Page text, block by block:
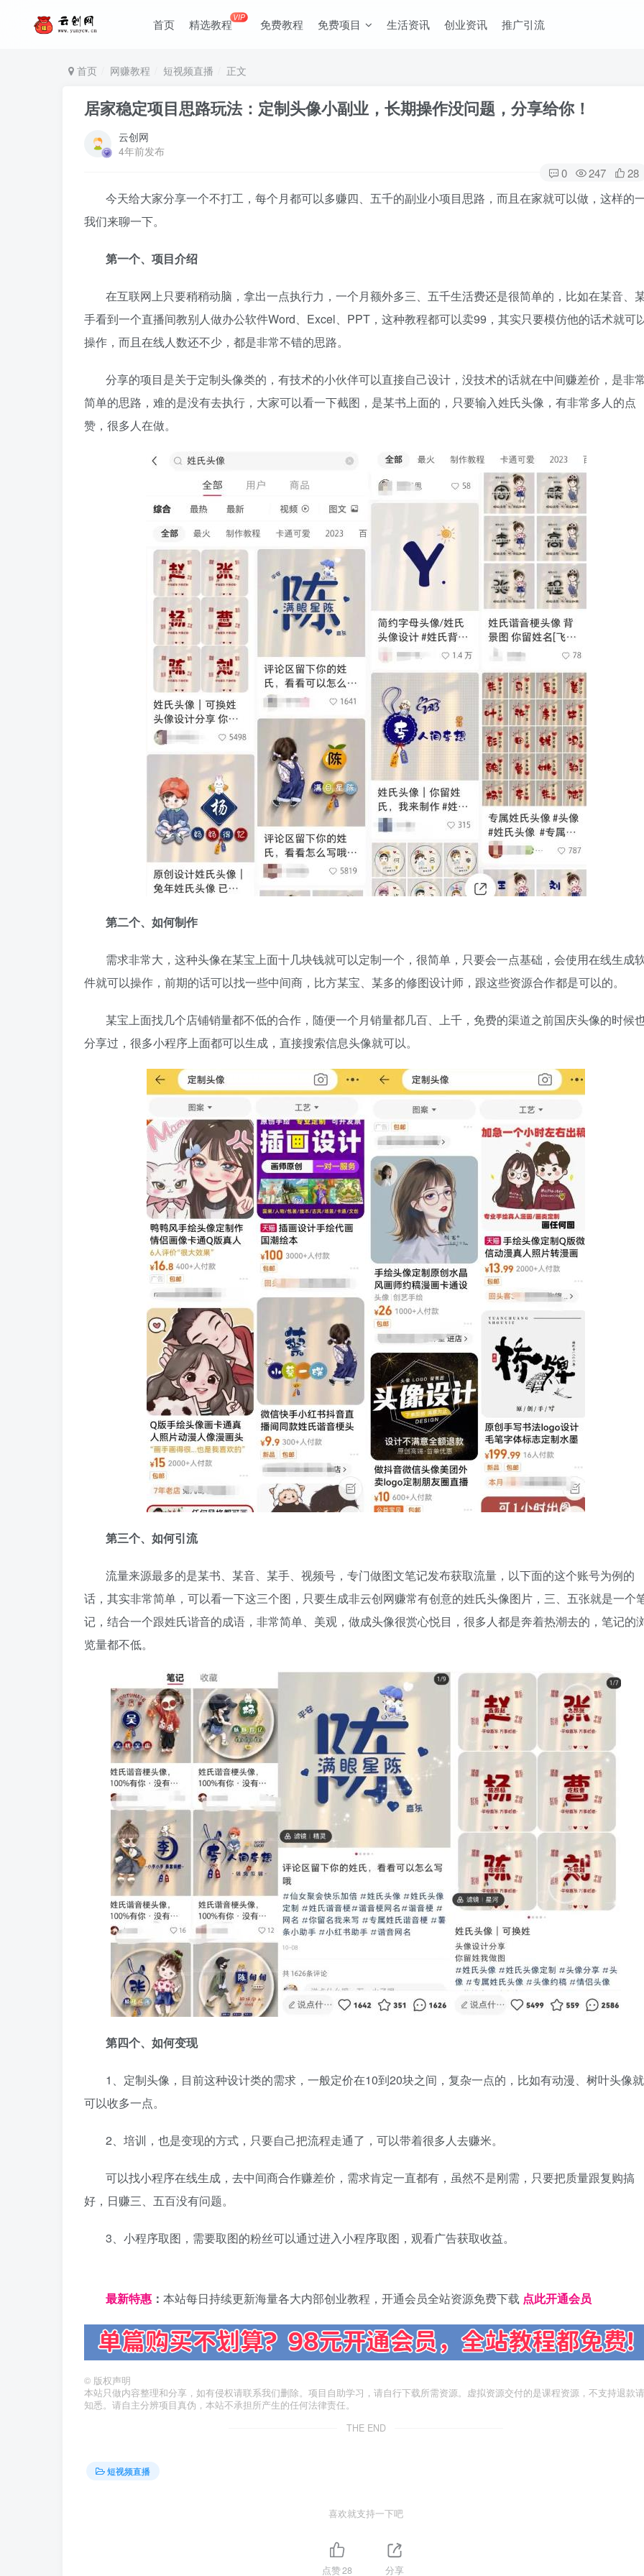
首页 精选教程VIP 免费教程 免费项目 生活资讯 创业资讯 推广引流
首页 网赚教程 短视频直播 正文
居家稳定项目思路玩法：定制头像小副业，长期操作没问题，分享给你！
云创网
4年前发布
0 247 28
今天给大家分享一个不打工，每个月都可以多赚四、五千的副业小项目思路，而且在家就可以做，这样的
我们来聊一下。
第一个、项目介绍
在互联网上只要稍稍动脑，拿出一点执行力，一个月额外多三、五千生活费还是很简单的，比如在某音、
手看到一个直播间教别人做办公软件Word、Excel、PPT，这种教程都可以卖99，其实只要模仿他的话术就可
操作，而且在线人数还不少，都是非常不错的思路。
分享的项目是关于定制头像类的，有技术的小伙伴可以直接自己设计，没技术的话就在中间赚差价，是非
简单的思路，难的是没有去执行，大家可以看一下截图，是某书上面的，只要输入姓氏头像，有非常多人的点
赞，很多人在做。
第二个、如何制作
需求非常大，这种头像在某宝上面十几块钱就可以定制一个，很简单，只要会一点基础，会使用在线生成
件就可以操作，前期的话可以找一些中间商，比方某宝、某多的修图设计师，跟这些资源合作都是可以的。
某宝上面找几个店铺销量都不低的合作，随便一个月销量都几百、上千，免费的渠道之前国庆头像的时候
分享过，很多小程序上面都可以生成，直接搜索信息头像就可以。
第三个、如何引流
流量来源最多的是某书、某音、某手、视频号，专门做图文笔记发布获取流量，以下面的这个账号为例的
话，其实非常简单，可以看一下这三个图，只要生成非云创网赚常有创意的姓氏头像图片，三、五张就是一个
记，结合一个跟姓氏谐音的成语，非常简单、美观，做成头像很赏心悦目，很多人都是奔着热潮去的，笔记的
览量都不低。
第四个、如何变现
1、定制头像，目前这种设计类的需求，一般定价在10到20块之间，复杂一点的，比如有动漫、树叶头像就
可以收多一点。
2、培训，也是变现的方式，只要自己把流程走通了，可以带着很多人去赚米。
可以找小程序在线生成，去中间商合作赚差价，需求肯定一直都有，虽然不是刚需，只要把质量跟复购搞
好，日赚三、五百没有问题。
3、小程序取图，需要取图的粉丝可以通过进入小程序取图，观看广告获取收益。
最新特惠 ： 本站每日持续更新海量各大内部创业教程，开通会员全站资源免费下载 点此开通会员
© 版权声明
本站只做内容整理和分享，如有侵权请联系我们删除。项目自助学习，请自行下载所需资源。虚拟资源交付的是课程资源，不支持退款请
知悉。请自主分辨项目真伪，本站不承担所产生的任何法律责任。
THE END
短视频直播
喜欢就支持一下吧
点赞28 分享